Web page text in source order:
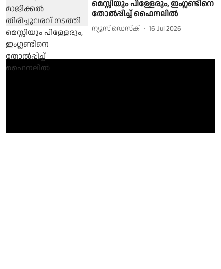
മെസ്സിയും പിള്ളേരും, ഇംഗ്ലണ്ടിനെ
തോൽപ്പിച്ച് ഫൈനലിൽ
ന്യൂസ് ഡെസ്ക് 16 Jul 2026